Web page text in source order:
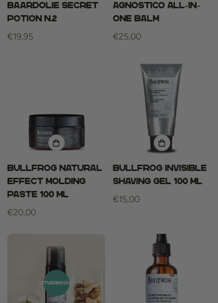
Baardolie Secret
Potion N.2
Normale
€19,95
Agnostico All-in-
One Balm
Normale
€25,00
Bullfrog Natural
Effect Molding
Paste 100 ml
Normale
€20,00
Bullfrog Invisible
Shaving Gel 100 ml
Normale
€15,00
UITVERKOCHT